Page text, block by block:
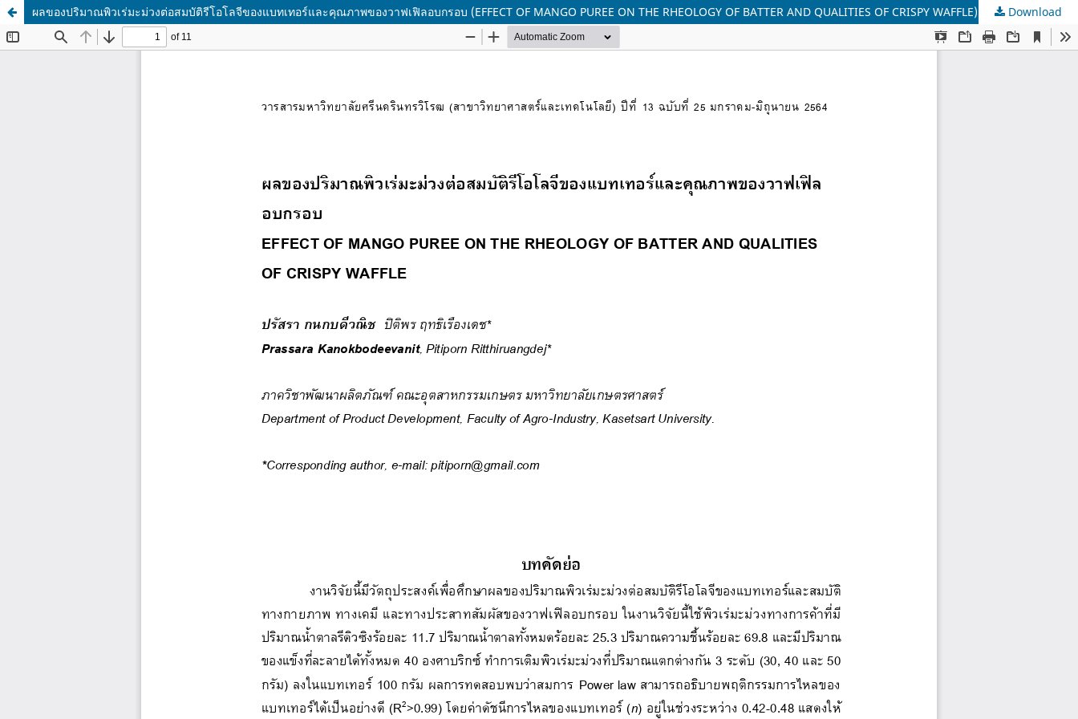
ผลของปริมาณพิวเร่มะม่วงต่อสมบัติรีโอโลจีของแบทเทอร์และคุณภาพของวาฟเฟิลอบกรอบ (EFFECT OF MANGO PUREE ON THE RHEOLOGY OF BATTER AND QUALITIES OF CRISPY WAFFLE) Download